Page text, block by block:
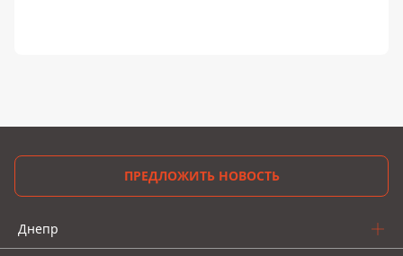
ПРЕДЛОЖИТЬ НОВОСТЬ
Днепр